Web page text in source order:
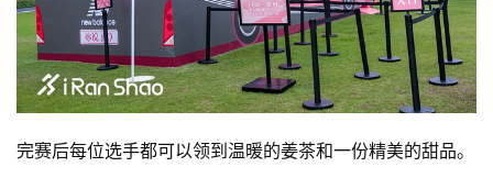
比
完赛后每位选手都可以领到温暖的姜茶和一份精美的甜品。